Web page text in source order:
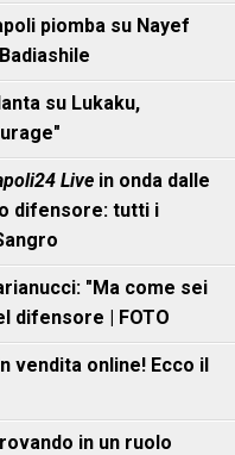
piomba su Nayef
su Lukaku,
Live in onda dalle
difensore: tutti i
"Ma come sei
difensore | FOTO
vendita online! Ecco il
in un ruolo